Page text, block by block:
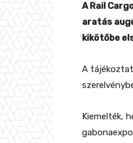
A Rail
aratás
kikötőbe
A
Kiemelték,